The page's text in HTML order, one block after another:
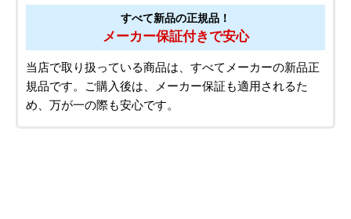
すべて新品の正規品！
メーカー保証付きで安心
当店で取り扱っている商品は、すべてメーカーの新品正
規品です。ご購入後は、メーカー保証も適用されるた
め、万が一の際も安心です。